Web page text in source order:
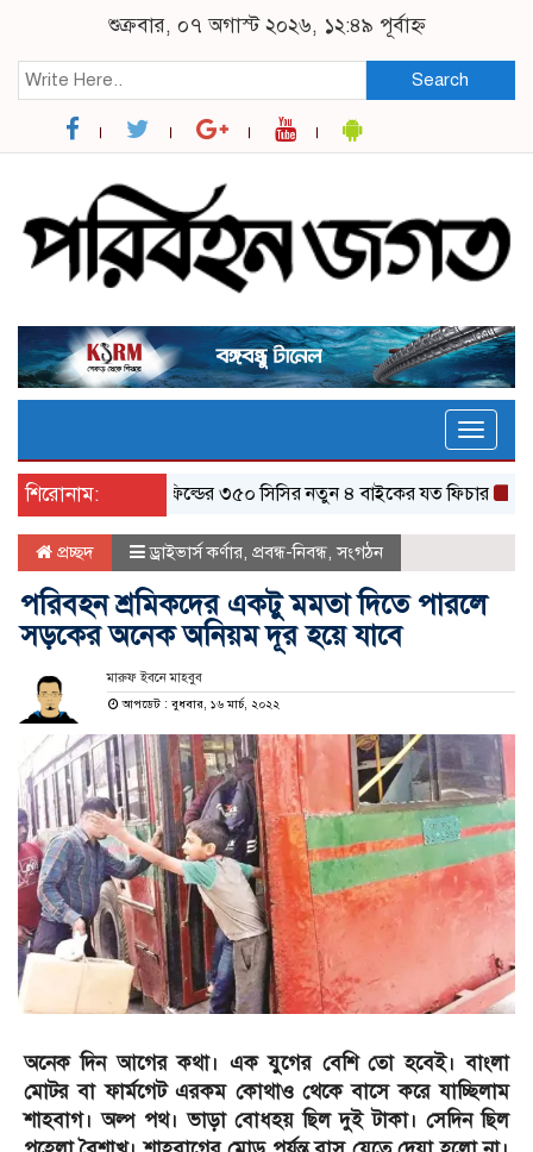
শুক্রবার, ০৭ অগাস্ট ২০২৬, ১২:৪৯ পূর্বাহ্ন
Search
Toggle
শিরোনাম:
র‌য়্যাল এনফিল্ডের ৩৫০ সিসির নতুন ৪ বাইকের যত ফিচার ঝালকাঠি
প্রচ্ছদ ড্রাইভার্স কর্ণার, প্রবন্ধ-নিবন্ধ,সংগঠন
পরিবহন শ্রমিকদের একটু মমতা দিতে পারলে
সড়কের অনেক অনিয়ম দূর হয়ে যাবে
মারুফ ইবনে মাহবুব
আপডেট : বুধবার, ১৬ মার্চ, ২০২২
অনেক দিন আগের কথা। এক যুগের বেশি তো হবেই। বাংলা
মোটর বা ফার্মগেট এরকম কোথাও থেকে বাসে করে যাচ্ছিলাম
শাহবাগ। অল্প পথ। ভাড়া বোধহয় ছিল দুই টাকা। সেদিন ছিল